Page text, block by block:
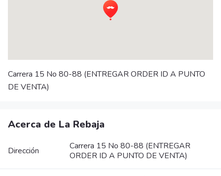
Carrera 15 No 80-88 (ENTREGAR ORDER ID A PUNTO
DE VENTA)
Acerca de La Rebaja
Dirección
Carrera 15 No 80-88 (ENTREGAR
ORDER ID A PUNTO DE VENTA)